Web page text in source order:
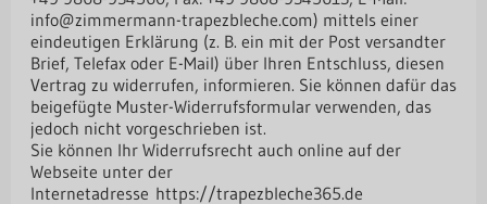
info@zimmermann-trapezbleche.com) mittels einer
eindeutigen Erklärung (z. B. ein mit der Post versandter
Brief, Telefax oder E-Mail) über Ihren Entschluss, diesen
Vertrag zu widerrufen, informieren. Sie können dafür das
beigefügte Muster-Widerrufsformular verwenden, das
jedoch nicht vorgeschrieben ist.
Sie können Ihr Widerrufsrecht auch online auf der
Webseite unter der
Internetadresse https://trapezbleche365.de